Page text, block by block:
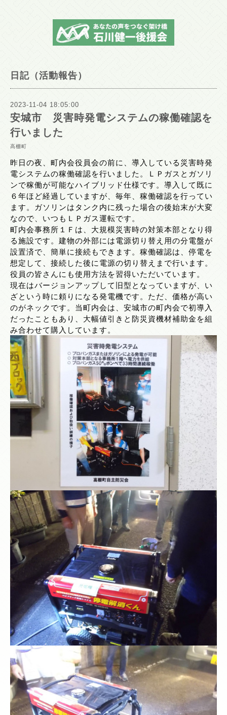
日記（活動報告）
2023-11-04 18:05:00
安城市 災害時発電システムの稼働確認を
行いました
高棚町
昨日の夜、町内会役員会の前に、導入している災害時発
電システムの稼働確認を行いました。ＬＰガスとガソリ
ンで稼働が可能なハイブリッド仕様です。導入して既に
６年ほど経過していますが、毎年、稼働確認を行ってい
ます。ガソリンはタンク内に残った場合の後始末が大変
なので、いつもＬＰガス運転です。
町内会事務所１Ｆは、大規模災害時の対策本部となり得
る施設です。建物の外部には電源切り替え用の分電盤が
設置済で、簡単に接続もできます。稼働確認は、停電を
想定して、接続した後に電源の切り替えまで行います。
役員の皆さんにも使用方法を習得いただいています。
現在はバージョンアップして旧型となっていますが、い
ざという時に頼りになる発電機です。ただ、価格が高い
のがネックです。当町内会は、安城市の町内会で初導入
だったこともあり、大幅値引きと防災資機材補助金を組
み合わせて購入しています。